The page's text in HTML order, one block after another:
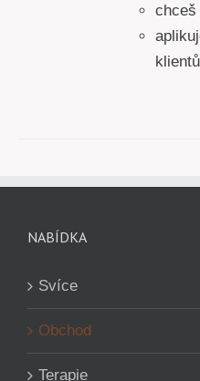
NABÍDKA
Svíce
Obchod
Terapie